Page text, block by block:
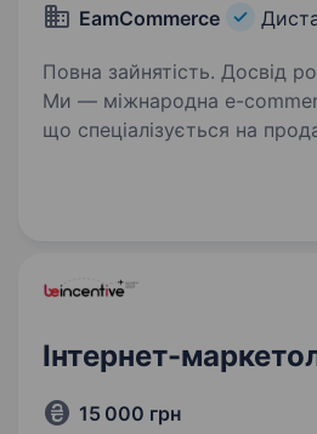
EamCommerce
Повна зайнятість. Досвід
Ми — міжнародна e-
що спеціалізується на
США.Маємо доступ до
Інтернет-
15 000 грн